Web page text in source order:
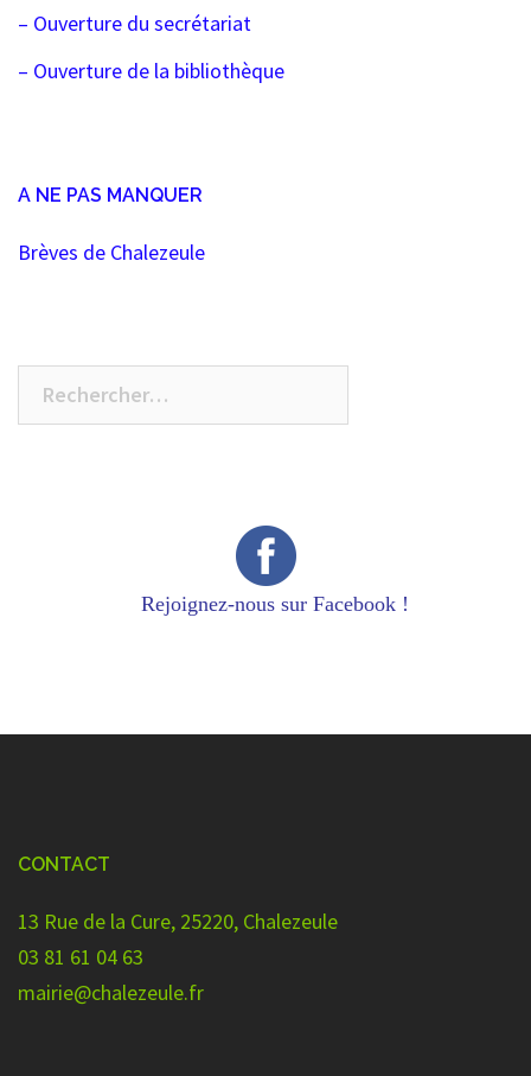
articles
– Ouverture du secrétariat
– Ouverture de la bibliothèque
A NE PAS MANQUER
Brèves de Chalezeule
Rechercher :
Rejoignez-nous sur Facebook !
CONTACT
13 Rue de la Cure, 25220, Chalezeule
03 81 61 04 63
mairie@chalezeule.fr